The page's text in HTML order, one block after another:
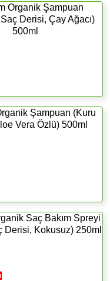
Organik Şampuan
Derisi, Çay Ağacı)
500ml
Şampuan (Kuru
Vera Özlü) 500ml
Saç Bakım Spreyi
Derisi, Kokusuz) 250ml